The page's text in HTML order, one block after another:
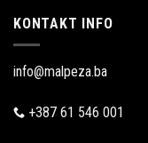
KONTAKT INFO
info@malpeza.ba
+387 61 546 001